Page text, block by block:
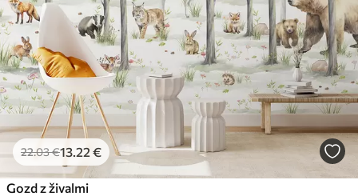
65.0039 .00 €/m²
Peel and Stick
81.6749.00€/m²
22.03€13 .22 €
Gozd z živalmi